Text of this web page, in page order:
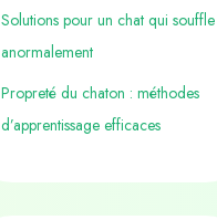
Solutions pour un chat qui souffle
anormalement
Propreté du chaton : méthodes
d’apprentissage efficaces